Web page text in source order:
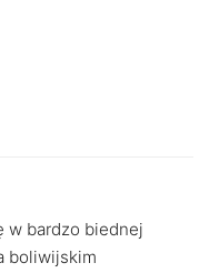
w bardzo biednej
boliwijskim